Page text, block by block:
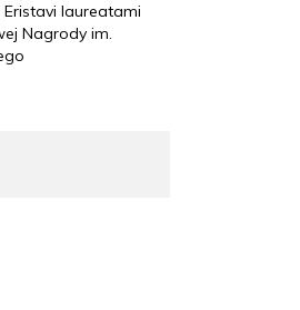
laureatami
Nagrody im.